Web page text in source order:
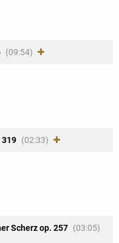
(09:54)
319 (02:33)
Scherz op. 257 (03:05)